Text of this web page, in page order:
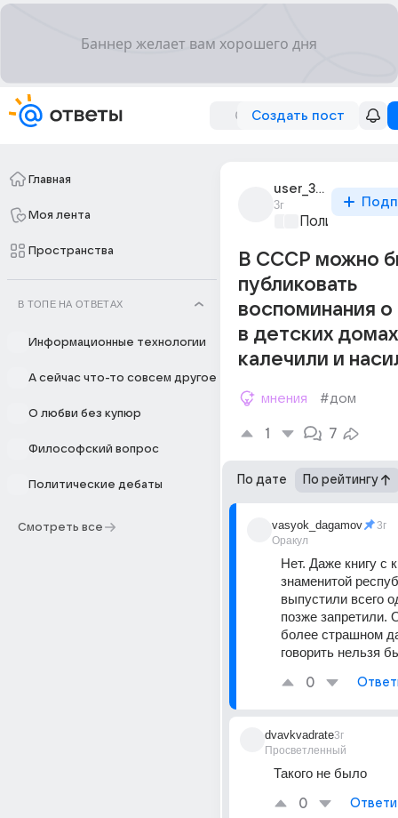
Создать пост
Главная
Моя лента
Пространства
В ТОПЕ НА ОТВЕТАХ
Информационные технологии
А сейчас что-то совсем другое
О любви без купюр
Философский вопрос
Политические дебаты
Смотреть все
user_389536
3г
В СССР можно
публиковать
воспоминания о
в детских
калечили и
мнения #дом
1 7
По дате По рейтингу
vasyok_dagamov
Оракул
3г
Нет. Даже книгу с
знаменитой
выпустили всего
позже запретили.
более страшном
говорить нельзя
0
dvavkvadrate
Просветленный
3г
Такого не было
0